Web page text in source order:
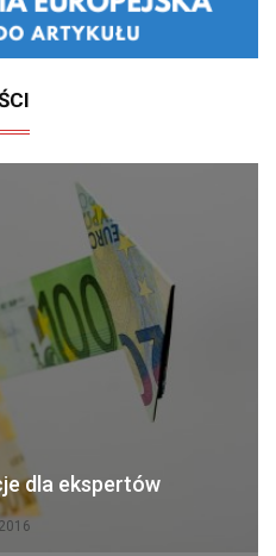
dla ekspertów